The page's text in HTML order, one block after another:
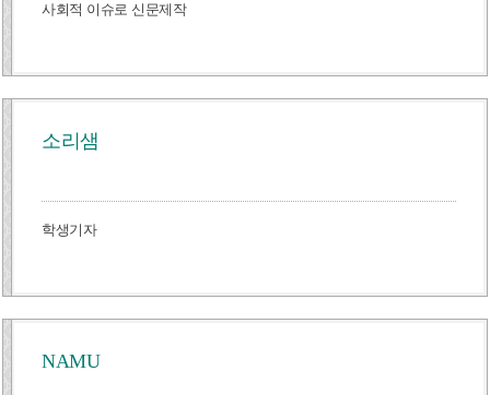
사회적 이슈로 신문제작
소리샘
학생기자
NAMU